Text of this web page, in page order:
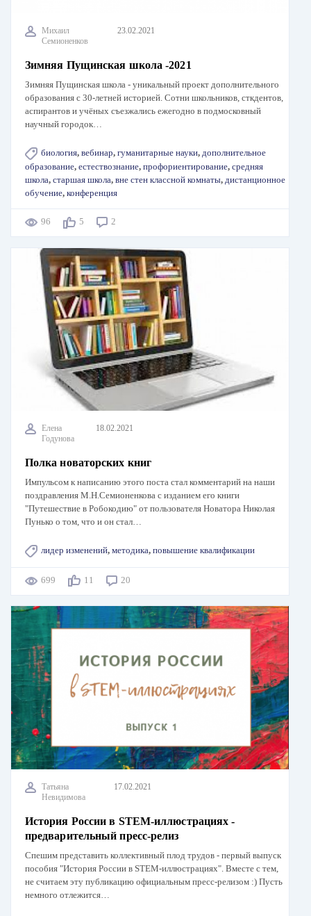
Михаил
Семионенков
23.02.2021
Зимняя Пущинская школа -2021
Зимняя Пущинская школа - уникальный проект дополнительного
образования с 30-летней историей. Сотни школьников, сткдентов,
аспирантов и учёных съезжались ежегодно в подмосковный
научный городок…
биология, вебинар, гуманитарные науки, дополнительное
образование, естествознание, профориентирование, средняя
школа, старшая школа, вне стен классной комнаты, дистанционное
обучение, конференция
96 5 2
Елена
Годунова
18.02.2021
Полка новаторских книг
Импульсом к написанию этого поста стал комментарий на наши
поздравления М.Н.Семионенкова с изданием его книги
"Путешествие в Робокодию" от пользователя Новатора Николая
Пунько о том, что и он стал…
лидер изменений, методика, повышение квалификации
699 11 20
Татьяна
Невидимова
17.02.2021
История России в STEM-иллюстрациях -
предварительный пресс-релиз
Спешим представить коллективный плод трудов - первый выпуск
пособия "История России в STEM-иллюстрациях". Вместе с тем,
не считаем эту публикацию официальным пресс-релизом :) Пусть
немного отлежится…